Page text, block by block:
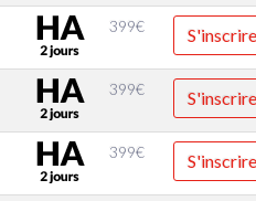
399€ S'inscrire
399€ S'inscrire
399€ S'inscrire